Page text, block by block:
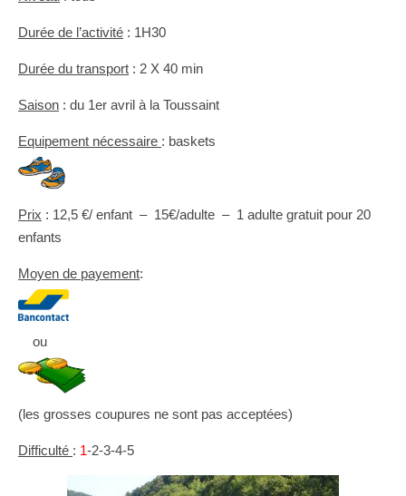
Durée de l’activité : 1H30
Durée du transport : 2 X 40 min
Saison : du 1er avril à la Toussaint
Equipement nécessaire : baskets
Prix : 12,5 €/ enfant – 15€/adulte – 1 adulte gratuit pour 20
enfants
Moyen de payement:
ou
(les grosses coupures ne sont pas acceptées)
Difficulté : 1-2-3-4-5